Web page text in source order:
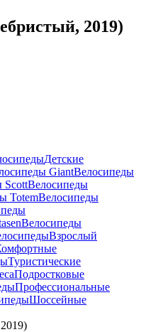
2019)
Детские
GiantВелосипеды
ScottВелосипеды
TotemВелосипеды
Велосипеды
Взрослый
Туристические
Подростковые
Профессиональные
Шоссейные